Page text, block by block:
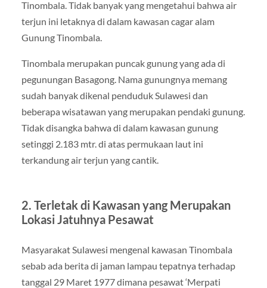
Tinombala. Tidak banyak yang mengetahui bahwa air
terjun ini letaknya di dalam kawasan cagar alam
Gunung Tinombala.
Tinombala merupakan puncak gunung yang ada di
pegunungan Basagong. Nama gunungnya memang
sudah banyak dikenal penduduk Sulawesi dan
beberapa wisatawan yang merupakan pendaki gunung.
Tidak disangka bahwa di dalam kawasan gunung
setinggi 2.183 mtr. di atas permukaan laut ini
terkandung air terjun yang cantik.
2. Terletak di Kawasan yang Merupakan
Lokasi Jatuhnya Pesawat
Masyarakat Sulawesi mengenal kawasan Tinombala
sebab ada berita di jaman lampau tepatnya terhadap
tanggal 29 Maret 1977 dimana pesawat ‘Merpati